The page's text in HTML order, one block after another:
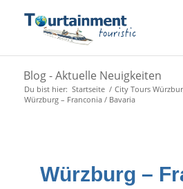
Blog - Aktuelle Neuigkeiten
Du bist hier: Startseite / City Tours
Würzburg – Franconia / Bavaria
Würzburg –